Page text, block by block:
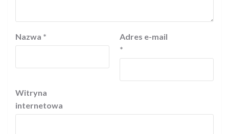
Nazwa *
Adres e-mail
*
Witryna
internetowa